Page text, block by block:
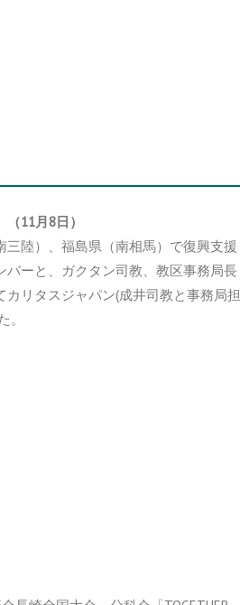
（11月8日）
陸）、福島県（南相馬）で復興支援
ーと、ガクタン司教、教区事務局長
リタスジャパン(成井司教と事務局担